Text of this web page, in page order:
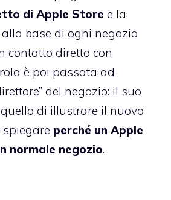
di Apple Store e la
base di ogni negozio
contatto diretto con
è poi passata ad
del negozio: il suo
di illustrare il nuovo
perché un Apple
normale negozio.